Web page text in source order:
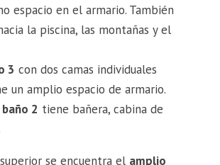
espacio en el armario. También
la piscina, las montañas y el
3 con dos camas individuales
un amplio espacio de armario.
2 tiene bañera, cabina de
se encuentra el amplio